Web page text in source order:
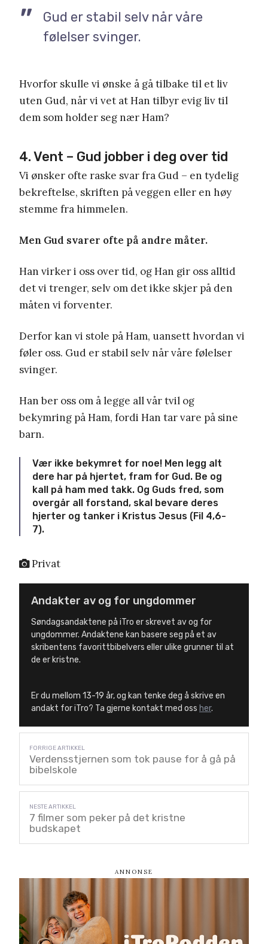
Gud er stabil selv når våre
følelser svinger.
Hvorfor skulle vi ønske å gå tilbake til et liv
uten Gud, når vi vet at Han tilbyr evig liv til
dem som holder seg nær Ham?
4. Vent – Gud jobber i deg over tid
Vi ønsker ofte raske svar fra Gud – en tydelig
bekreftelse, skriften på veggen eller en høy
stemme fra himmelen.
Men Gud svarer ofte på andre måter.
Han virker i oss over tid, og Han gir oss alltid
det vi trenger, selv om det ikke skjer på den
måten vi forventer.
Derfor kan vi stole på Ham, uansett hvordan vi
føler oss. Gud er stabil selv når våre følelser
svinger.
Han ber oss om å legge all vår tvil og
bekymring på Ham, fordi Han tar vare på sine
barn.
Vær ikke bekymret for noe! Men legg alt
dere har på hjertet, fram for Gud. Be og
kall på ham med takk. Og Guds fred, som
overgår all forstand, skal bevare deres
hjerter og tanker i Kristus Jesus (Fil 4,6-
7).
Privat
Andakter av og for ungdommer
Søndagsandaktene på iTro er skrevet av og for
ungdommer. Andaktene kan basere seg på et av
skribentens favorittbibelvers eller ulike grunner til at
de er kristne.
Er du mellom 13-19 år, og kan tenke deg å skrive en
andakt for iTro? Ta gjerne kontakt med oss her.
Verdensstjernen som tok pause for å gå på
bibelskole
7 filmer som peker på det kristne
budskapet